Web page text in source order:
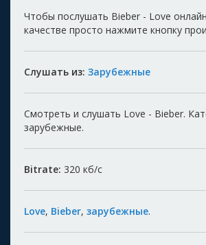
Чтобы послушать Bieber - Love
качестве просто нажмите кнопку
Слушать из: Зарубежные
Смотреть и слушать Love - Bieber.
зарубежные.
Bitrate: 320 кб/с
Love, Bieber, зарубежные.